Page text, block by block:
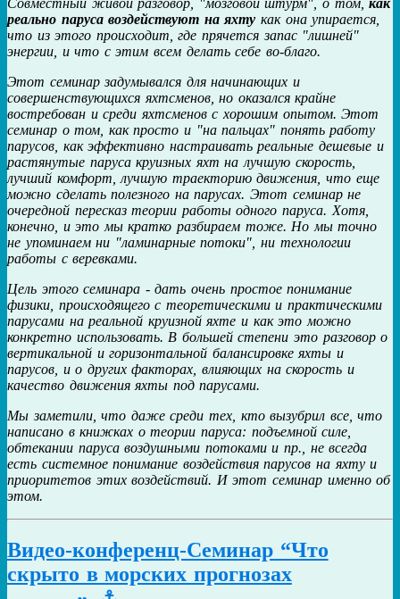
Совместный живой разговор, "мозговой штурм", о том,как
реально паруса воздействуют на яхту как она упирается,
что из этого происходит, где прячется запас "лишней"
энергии, и что с этим всем делать себе во-благо.
Этот семинар задумывался для начинающих и
совершенствующихся яхтсменов, но оказался крайне
востребован и среди яхтсменов с хорошим опытом. Этот
семинар о том, как просто и "на пальцах" понять работу
парусов, как эффективно настраивать реальные дешевые и
растянутые паруса круизных яхт на лучшую скорость,
лучший комфорт, лучшую траекторию движения, что еще
можно сделать полезного на парусах. Этот семинар не
очередной пересказ теории работы одного паруса. Хотя,
конечно, и это мы кратко разбираем тоже. Но мы точно
не упоминаем ни "ламинарные потоки", ни технологии
работы с веревками.
Цель этого семинара - дать очень простое понимание
физики, происходящего с теоретическими и практическими
парусами на реальной круизной яхте и как это можно
конкретно использовать. В большей степени это разговор о
вертикальной и горизонтальной балансировке яхты и
парусов, и о других факторах, влияющих на скорость и
качество движения яхты под парусами.
Мы заметили, что даже среди тех, кто вызубрил все, что
написано в книжках о теории паруса: подъемной силе,
обтекании паруса воздушными потоками и пр., не всегда
есть системное понимание воздействия парусов на яхту и
приоритетов этих воздействий. И этот семинар именно об
этом.
Видео-конференц-Семинар “Что
скрыто в морских прогнозах